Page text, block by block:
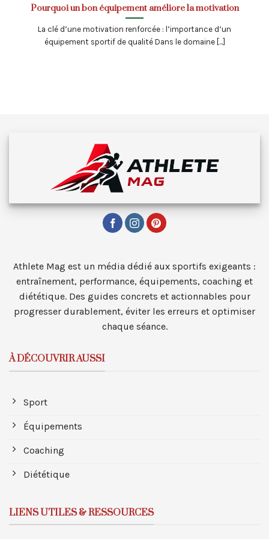
Pourquoi un bon équipement améliore la motivation
La clé d’une motivation renforcée : l’importance d’un
équipement sportif de qualité Dans le domaine [...]
Athlete Mag est un média dédié aux sportifs exigeants :
entraînement, performance, équipements, coaching et
diététique. Des guides concrets et actionnables pour
progresser durablement, éviter les erreurs et optimiser
chaque séance.
À DÉCOUVRIR AUSSI
Sport
Équipements
Coaching
Diététique
LIENS UTILES & RESSOURCES